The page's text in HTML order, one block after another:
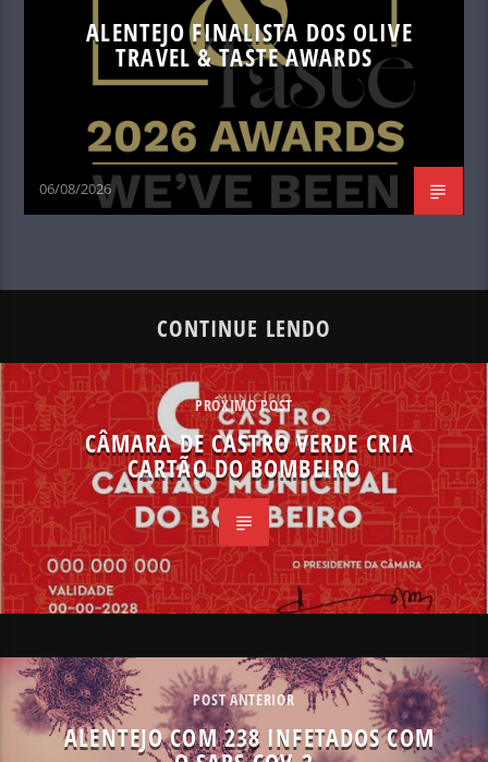
ALENTEJO FINALISTA DOS OLIVE
TRAVEL & TASTE AWARDS
06/08/2026
CONTINUE LENDO
PRÓXIMO POST
CÂMARA DE CASTRO VERDE CRIA
CARTÃO DO BOMBEIRO
POST ANTERIOR
ALENTEJO COM 238 INFETADOS COM